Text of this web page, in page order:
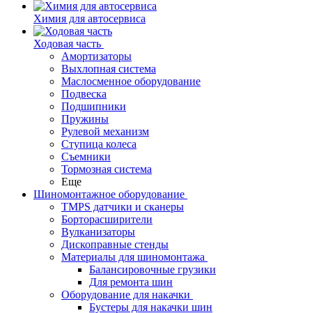
Химия для автосервиса
Ходовая часть
Амортизаторы
Выхлопная система
Маслосменное оборудование
Подвеска
Подшипники
Пружины
Рулевой механизм
Ступица колеса
Съемники
Тормозная система
Еще
Шиномонтажное оборудование
TMPS датчики и сканеры
Борторасширители
Вулканизаторы
Дископравные стенды
Материалы для шиномонтажа
Балансировочные грузики
Для ремонта шин
Оборудование для накачки
Бустеры для накачки шин